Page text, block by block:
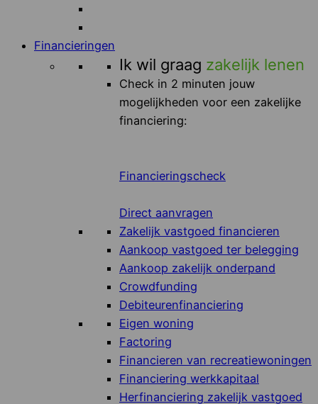
Financieringen
Ik wil graag zakelijk lenen
Check in 2 minuten jouw
mogelijkheden voor een zakelijke
financiering:
Financieringscheck
Direct aanvragen
Zakelijk vastgoed financieren
Aankoop vastgoed ter belegging
Aankoop zakelijk onderpand
Crowdfunding
Debiteurenfinanciering
Eigen woning
Factoring
Financieren van recreatiewoningen
Financiering werkkapitaal
Herfinanciering zakelijk vastgoed